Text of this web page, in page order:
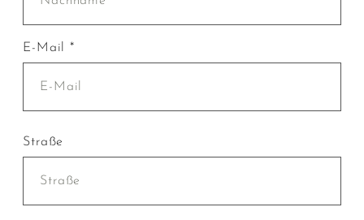
E-Mail *
Straße